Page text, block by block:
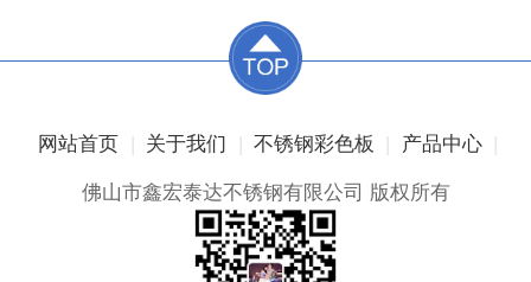
网站首页 | 关于我们 | 不锈钢彩色板 | 产品中心 |
佛山市鑫宏泰达不锈钢有限公司 版权所有